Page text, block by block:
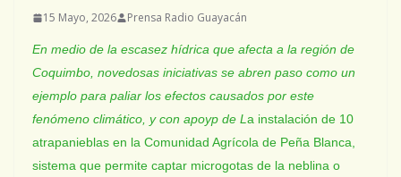
15 Mayo, 2026 Prensa Radio Guayacán
En medio de la escasez hídrica que afecta a la región de
Coquimbo, novedosas iniciativas se abren paso como un
ejemplo para paliar los efectos causados por este
fenómeno climático, y con apoyp de La instalación de 10
atrapanieblas en la Comunidad Agrícola de Peña Blanca,
sistema que permite captar microgotas de la neblina o